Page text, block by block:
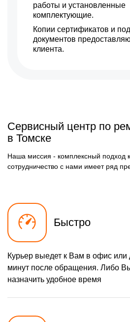
работы и установленные
комплектующие.
Копии сертификатов и
документов
клиента.
Сервисный центр по
в Томске
Наша миссия - комплексный подход
сотрудничество с нами имеет ряд
Быстро
Курьер выедет к Вам в офис или
минут после обращения. Либо
назначить удобное время